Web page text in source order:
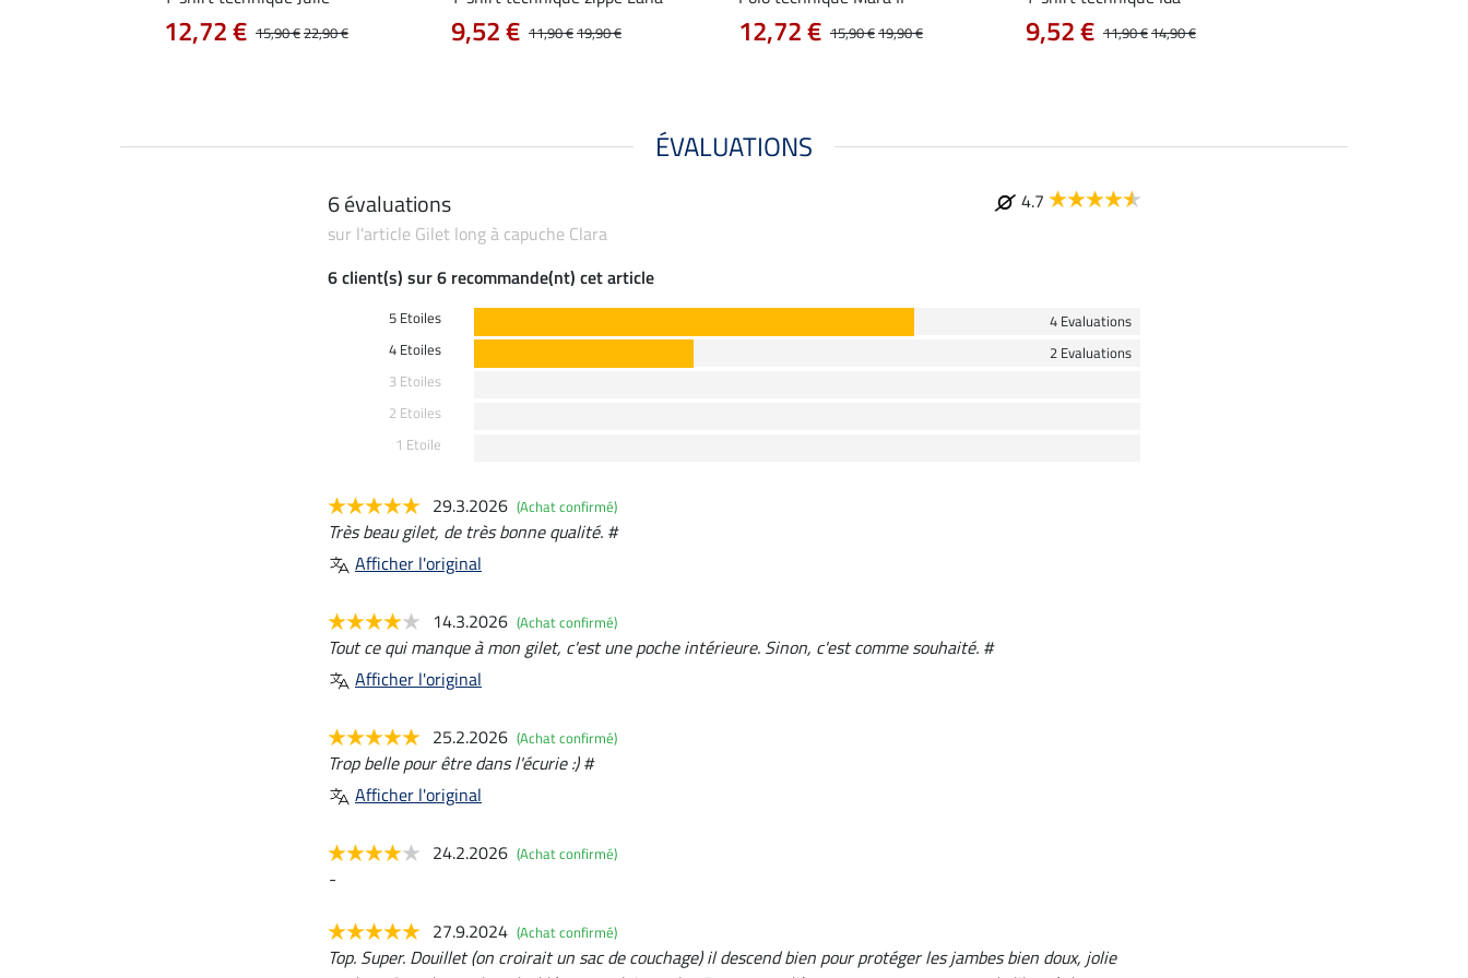
15,90 €22,90 €
12,72 € 11,90 €19,90 €
9,52 € 15,90 €19,90 €
12,72 € 11,90 €14,90 €
9,52 €
ÉVALUATIONS
6 évaluations
4.7
sur l'article Gilet long à capuche Clara
6 client(s) sur 6 recommande(nt) cet article
5 Etoiles
4 Evaluations
4 Etoiles
2 Evaluations
3 Etoiles
2 Etoiles
1 Etoile
29.3.2026 (Achat confirmé)
Très beau gilet, de très bonne qualité. #
Afficher l'original
14.3.2026 (Achat confirmé)
Tout ce qui manque à mon gilet, c'est une poche intérieure. Sinon, c'est comme souhaité. #
Afficher l'original
25.2.2026 (Achat confirmé)
Trop belle pour être dans l'écurie :) #
Afficher l'original
24.2.2026 (Achat confirmé)
-
27.9.2024 (Achat confirmé)
Top. Super. Douillet (on croirait un sac de couchage) il descend bien pour protéger les jambes bien doux, jolie